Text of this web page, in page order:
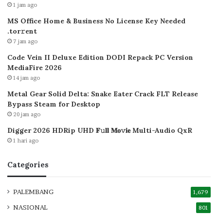
1 jam ago
MS Office Home & Business No License Key Needed
.tоr𝚛еnt
7 jam ago
Code Vein II Deluxe Edition DODI Repack PC Version
MediaFire 2026
14 jam ago
Metal Gear Solid Delta: Snake Eater Crack FLT Release
Bypass Steam for Desktop
20 jam ago
Digger 2026 HDRip UHD 𝐅𝚞𝐥𝐥 𝐌𝐨𝚟𝐢𝐞 Multi-Audio QxR
1 hari ago
Categories
PALEMBANG 1,679
NASIONAL 801